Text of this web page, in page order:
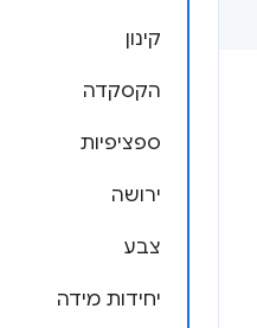
קינון
הקסקדה
ספציפיות
ירושה
צבע
יחידות מידה